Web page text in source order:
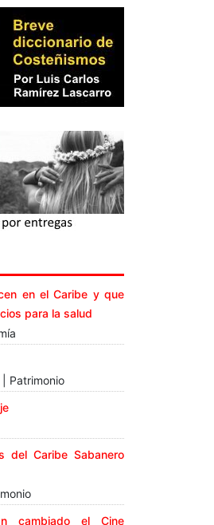
en el Caribe y que
para la salud
Patrimonio
del Caribe Sabanero
cambiado el Cine